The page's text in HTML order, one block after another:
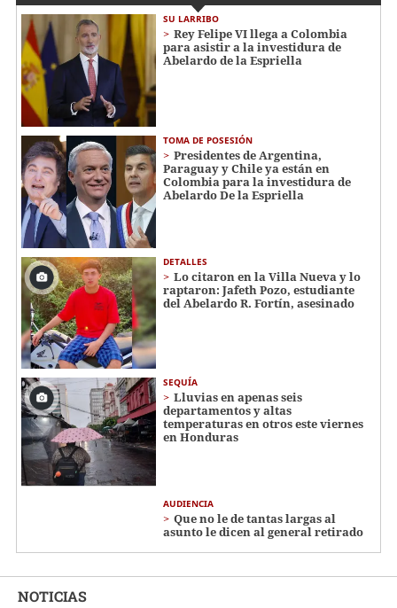
SU LARRIBO
Rey Felipe VI llega a Colombia
para asistir a la investidura de
Abelardo de la Espriella
TOMA DE POSESIÓN
Presidentes de Argentina,
Paraguay y Chile ya están en
Colombia para la investidura de
Abelardo De la Espriella
DETALLES
Lo citaron en la Villa Nueva y lo
raptaron: Jafeth Pozo, estudiante
del Abelardo R. Fortín, asesinado
SEQUÍA
Lluvias en apenas seis
departamentos y altas
temperaturas en otros este viernes
en Honduras
AUDIENCIA
Que no le de tantas largas al
asunto le dicen al general retirado
NOTICIAS